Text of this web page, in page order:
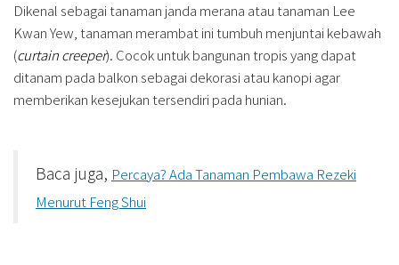
Dikenal sebagai tanaman janda merana atau tanaman Lee
Kwan Yew, tanaman merambat ini tumbuh menjuntai kebawah
(curtain creeper). Cocok untuk bangunan tropis yang dapat
ditanam pada balkon sebagai dekorasi atau kanopi agar
memberikan kesejukan tersendiri pada hunian.
Baca juga, Percaya? Ada Tanaman Pembawa Rezeki
Menurut Feng Shui